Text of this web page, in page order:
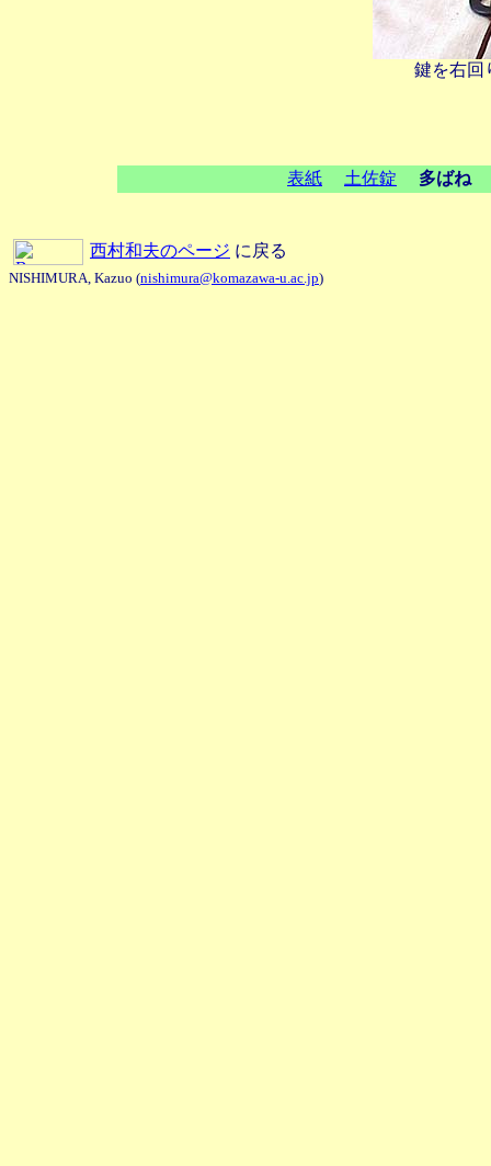
鍵を右回
表紙 土佐錠 多ばね
西村和夫のページ に戻る
NISHIMURA, Kazuo (nishimura@komazawa-u.ac.jp)